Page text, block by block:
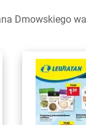
Dmowskiego